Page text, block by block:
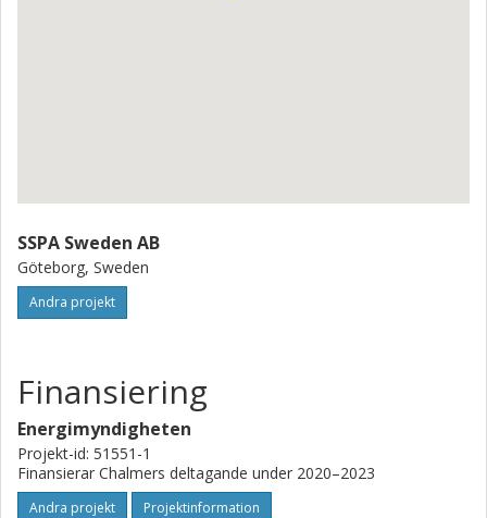
SSPA Sweden AB
Göteborg, Sweden
Andra projekt
Finansiering
Energimyndigheten
Projekt-id: 51551-1
Finansierar Chalmers deltagande under 2020–2023
Andra projekt Projektinformation